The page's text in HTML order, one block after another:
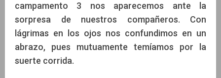
campamento 3 nos aparecemos ante la
sorpresa de nuestros compañeros. Con
lágrimas en los ojos nos confundimos en un
abrazo, pues mutuamente temíamos por la
suerte corrida.